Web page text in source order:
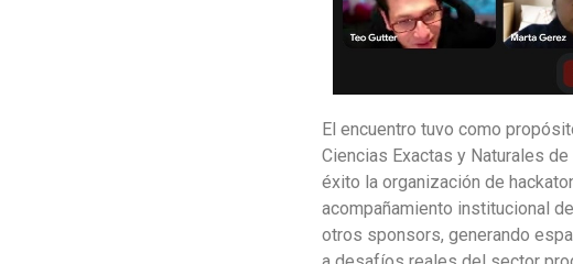
El encuentro tuvo como
Ciencias Exactas y Naturales
éxito la organización de
acompañamiento institucional
otros sponsors, generando